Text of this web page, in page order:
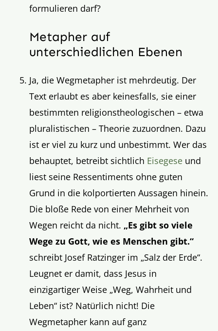
formulieren darf?
Metapher auf
unterschiedlichen Ebenen
Ja, die Wegmetapher ist mehrdeutig. Der
Text erlaubt es aber keinesfalls, sie einer
bestimmten religionstheologischen – etwa
pluralistischen – Theorie zuzuordnen. Dazu
ist er viel zu kurz und unbestimmt. Wer das
behauptet, betreibt sichtlich Eisegese und
liest seine Ressentiments ohne guten
Grund in die kolportierten Aussagen hinein.
Die bloße Rede von einer Mehrheit von
Wegen reicht da nicht. „Es gibt so viele
Wege zu Gott, wie es Menschen gibt.“
schreibt Josef Ratzinger im „Salz der Erde“.
Leugnet er damit, dass Jesus in
einzigartiger Weise „Weg, Wahrheit und
Leben“ ist? Natürlich nicht! Die
Wegmetapher kann auf ganz